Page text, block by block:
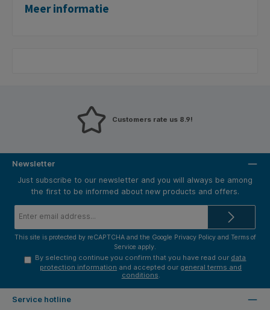
Meer informatie
Customers rate us 8.9!
Newsletter
Just subscribe to our newsletter and you will always be among
the first to be informed about new products and offers.
This site is protected by reCAPTCHA and the Google Privacy Policyand Terms of
Service apply.
By selecting continue you confirm that you have read our data
protection information and accepted our general terms and
conditions.
Service hotline